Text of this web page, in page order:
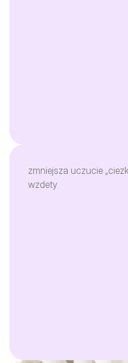
zmniejsza uczucie
wzdety